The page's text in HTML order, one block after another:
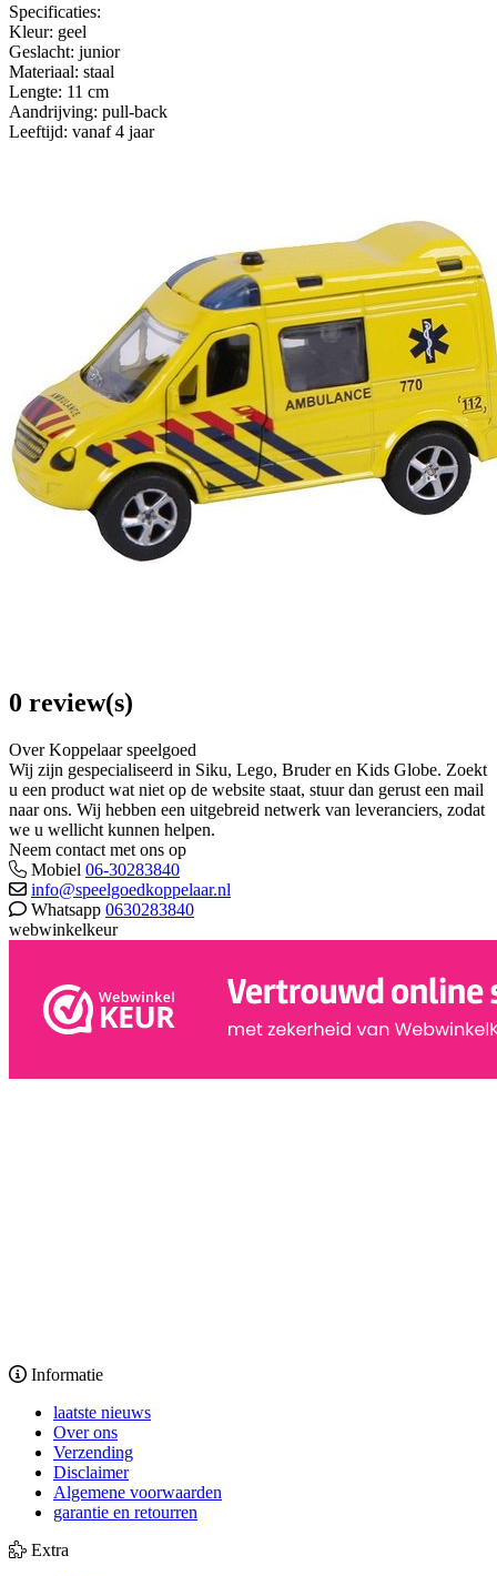
Specificaties:
Kleur: geel
Geslacht: junior
Materiaal: staal
Lengte: 11 cm
Aandrijving: pull-back
Leeftijd: vanaf 4 jaar
0 review(s)
Over Koppelaar speelgoed
Wij zijn gespecialiseerd in Siku, Lego, Bruder en Kids Globe. Zoekt
u een product wat niet op de website staat, stuur dan gerust een mail
naar ons. Wij hebben een uitgebreid netwerk van leveranciers, zodat
we u wellicht kunnen helpen.
Neem contact met ons op
Mobiel 06-30283840
info@speelgoedkoppelaar.nl
Whatsapp 0630283840
webwinkelkeur
Informatie
laatste nieuws
Over ons
Verzending
Disclaimer
Algemene voorwaarden
garantie en retourren
Extra